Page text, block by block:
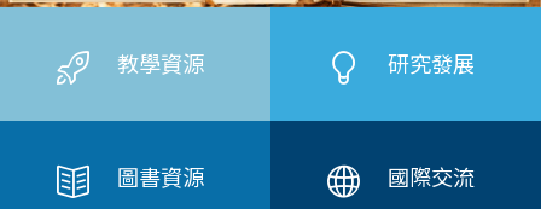
教學資源 研究發展
圖書資源 國際交流